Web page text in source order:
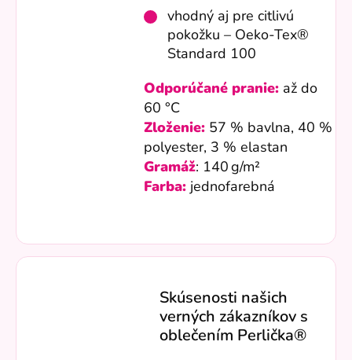
vhodný aj pre citlivú
pokožku – Oeko-Tex®
Standard 100
Odporúčané pranie: až do
60 °C
Zloženie: 57 % bavlna, 40 %
polyester, 3 % elastan
Gramáž: 140 g/m²
Farba: jednofarebná
Skúsenosti našich
verných zákazníkov s
oblečením Perlička®